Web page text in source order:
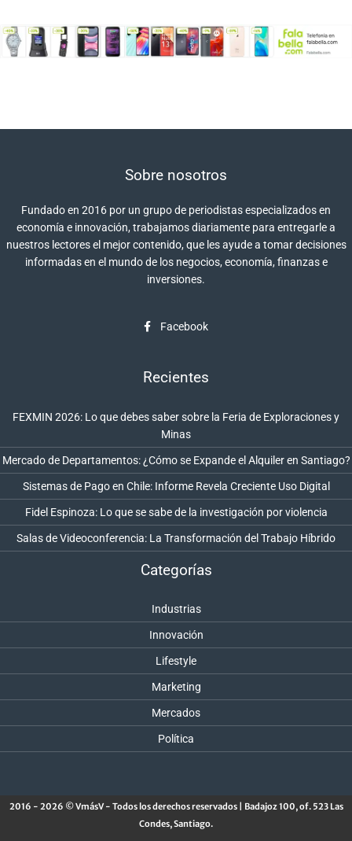
Sobre nosotros
Fundado en 2016 por un grupo de periodistas especializados en
economía e innovación, trabajamos diariamente para entregarle a
nuestros lectores el mejor contenido, que les ayude a tomar decisiones
informadas en el mundo de los negocios, economía, finanzas e
inversiones.
Facebook
Recientes
FEXMIN 2026: Lo que debes saber sobre la Feria de Exploraciones y
Minas
Mercado de Departamentos: ¿Cómo se Expande el Alquiler en Santiago?
Sistemas de Pago en Chile: Informe Revela Creciente Uso Digital
Fidel Espinoza: Lo que se sabe de la investigación por violencia
Salas de Videoconferencia: La Transformación del Trabajo Híbrido
Categorías
Industrias
Innovación
Lifestyle
Marketing
Mercados
Política
2016 - 2026 © VmásV - Todos los derechos reservados | Badajoz 100, of. 523 Las
Condes, Santiago.